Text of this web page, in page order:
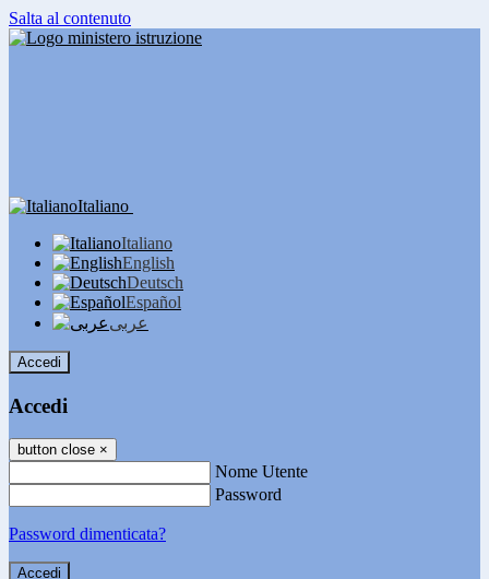
Salta al contenuto
Italiano
Italiano
English
Deutsch
Español
عربى
Accedi
Accedi
button close ×
Nome Utente
Password
Password dimenticata?